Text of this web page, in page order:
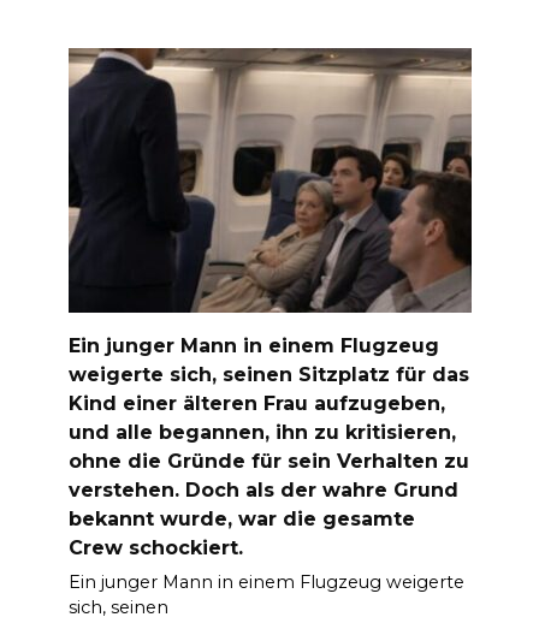
Ein junger Mann in einem Flugzeug
weigerte sich, seinen Sitzplatz für das
Kind einer älteren Frau aufzugeben,
und alle begannen, ihn zu kritisieren,
ohne die Gründe für sein Verhalten zu
verstehen. Doch als der wahre Grund
bekannt wurde, war die gesamte
Crew schockiert.
Ein junger Mann in einem Flugzeug weigerte
sich, seinen